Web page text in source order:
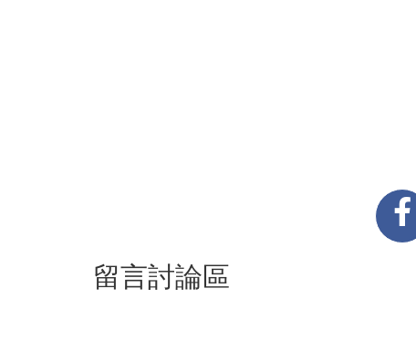
留言討論區